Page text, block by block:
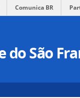
Comunica BR
do São